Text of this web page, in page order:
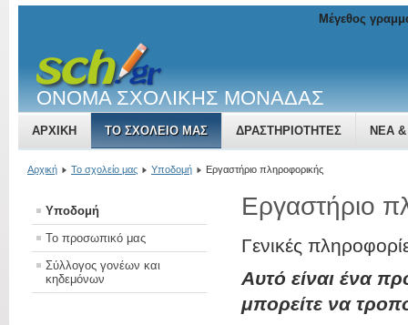
ΟΝΟΜΑ ΣΧΟΛΙΚΗΣ ΜΟΝΑΔΑΣ
ΑΡΧΙΚΉ ΤΟ ΣΧΟΛΕΊΟ ΜΑΣ ΔΡΑΣΤΗΡΙΌΤΗΤΕΣ ΝΈΑ
Μέγεθος
Αρχική Το σχολείο μας Υποδομή Εργαστήριο πληροφορικής
Υποδομή
Το προσωπικό μας
Σύλλογος γονέων και
κηδεμόνων
Εργαστήριο
Γενικές
Αυτό είναι ένα
μπορείτε να